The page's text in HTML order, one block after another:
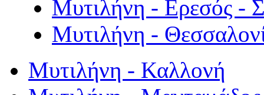
Μυτιλήνη - Ερεσός -
Μυτιλήνη -
Μυτιλήνη - Καλλονή